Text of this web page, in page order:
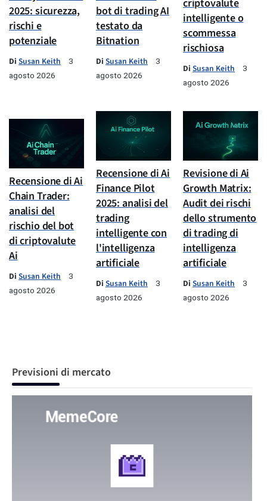
2025: sicurezza,
rischi e
potenziale
Di Susan Keith
3
agosto 2026
bot di trading AI
testato da
Bitnation
Di Susan Keith
3
agosto 2026
criptovalute
intelligente o
scommessa
rischiosa
Di Susan Keith
3
agosto 2026
Recensione di Ai
Chain Trader:
analisi del
rischio del bot
di criptovalute
Ai
Di Susan Keith
3
agosto 2026
Recensione di Ai
Finance Pilot
2025: analisi del
trading
intelligente con
l'intelligenza
artificiale
Di Susan Keith
3
agosto 2026
Revisione di Ai
Growth Matrix:
Audit dei rischi
dello strumento
di trading di
intelligenza
artificiale
Di Susan Keith
3
agosto 2026
Previsioni di mercato